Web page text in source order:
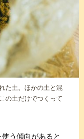
た土。ほかの土と混
の土だけでつくって
う傾向があると